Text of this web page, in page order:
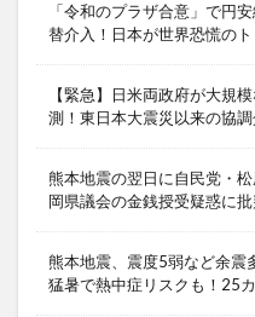
「令和のプラザ合意」で円
替介入！日本が世界恐慌の
【緊急】日米両政府が大規
測！東日本大震災以来の協
熊本地震の翌日に自民党・
岡県議会の金銭授受疑惑に批
熊本地震、震度5弱など余
猛暑で熱中症リスクも！25